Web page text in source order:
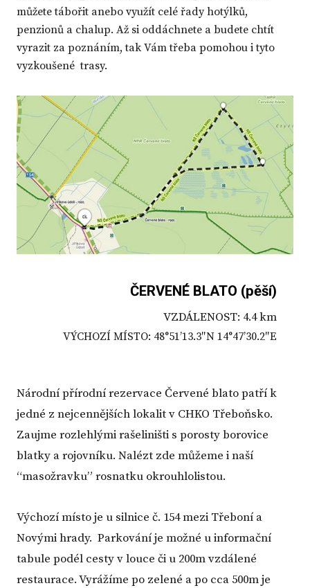
můžete tábořit anebo využít celé řady hotýlků,
penzionů a chalup. Až si oddáchnete a budete chtít
vyrazit za poznáním, tak Vám třeba pomohou i tyto
vyzkoušené trasy.
ČERVENÉ BLATO (pěší)
VZDÁLENOST: 4.4 km
VÝCHOZÍ MÍSTO: 48°51’13.3″N 14°47’30.2″E
Národní přírodní rezervace Červené blato patří k
jedné z nejcennějších lokalit v CHKO Třeboňsko.
Zaujme rozlehlými rašeliništi s porosty borovice
blatky a rojovníku. Nalézt zde můžeme i naší
“masožravku” rosnatku okrouhlolistou.
Výchozí místo je u silnice č. 154 mezi Třeboní a
Novými hrady. Parkování je možné u informační
tabule podél cesty v louce či u 200m vzdálené
restaurace. Vyrážíme po zelené a po cca 500m je